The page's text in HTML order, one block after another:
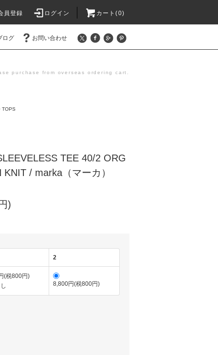
員登録 ログイン カート(0)
ログ お問い合わせ
purchase from overseas ordering cart.
TOPS
TEE 40/2 ORG
/ marka（マーカ）
)
2
(税800円)
8,800円(税800円)